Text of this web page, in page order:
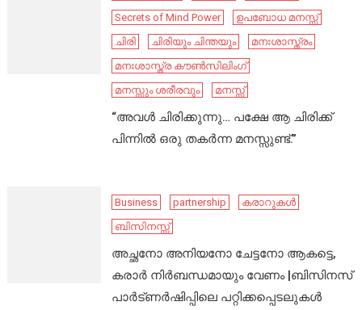
Secrets of Mind Power
ഉപബോധ മനസ്സ്
ചിരി
ചിരിയും ചിന്തയും
മനഃശാസ്ത്രം
മനഃശാസ്ത്ര കൗൺസിലിംഗ്
മനസ്സും ശരീരവും
മനസ്സ്
“അവൾ ചിരിക്കുന്നു… പക്ഷേ ആ ചിരിക്ക്
പിന്നിൽ ഒരു തകർന്ന മനസ്സുണ്ട്.”
Business partnership
കരാറുകൾ
ബിസിനസ്സ്
അച്ഛനോ അനിയനോ ചേട്ടനോ ആകട്ടെ,
കരാർ നിർബന്ധമായും വേണം |ബിസിനസ്
പാർട്ണർഷിപ്പിലെ പറ്റിക്കപ്പെടലുകൾ